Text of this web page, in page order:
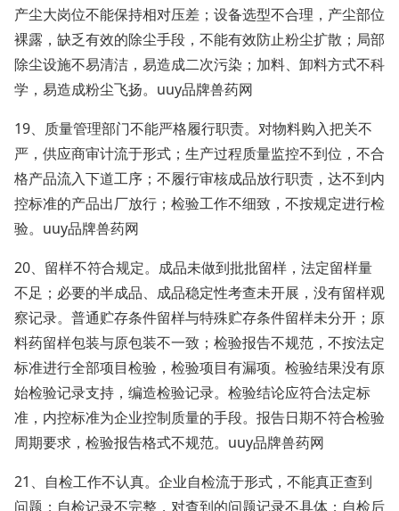
产尘大岗位不能保持相对压差；设备选型不合理，产尘部位
裸露，缺乏有效的除尘手段，不能有效防止粉尘扩散；局部
除尘设施不易清洁，易造成二次污染；加料、卸料方式不科
学，易造成粉尘飞扬。uuy品牌兽药网
19、质量管理部门不能严格履行职责。对物料购入把关不
严，供应商审计流于形式；生产过程质量监控不到位，不合
格产品流入下道工序；不履行审核成品放行职责，达不到内
控标准的产品出厂放行；检验工作不细致，不按规定进行检
验。uuy品牌兽药网
20、留样不符合规定。成品未做到批批留样，法定留样量
不足；必要的半成品、成品稳定性考查未开展，没有留样观
察记录。普通贮存条件留样与特殊贮存条件留样未分开；原
料药留样包装与原包装不一致；检验报告不规范，不按法定
标准进行全部项目检验，检验项目有漏项。检验结果没有原
始检验记录支持，编造检验记录。检验结论应符合法定标
准，内控标准为企业控制质量的手段。报告日期不符合检验
周期要求，检验报告格式不规范。uuy品牌兽药网
21、自检工作不认真。企业自检流于形式，不能真正查到
问题；自检记录不完整，对查到的问题记录不具体；自检后